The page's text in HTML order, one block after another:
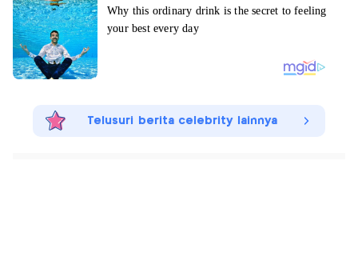
Telusuri berita celebrity lainnya